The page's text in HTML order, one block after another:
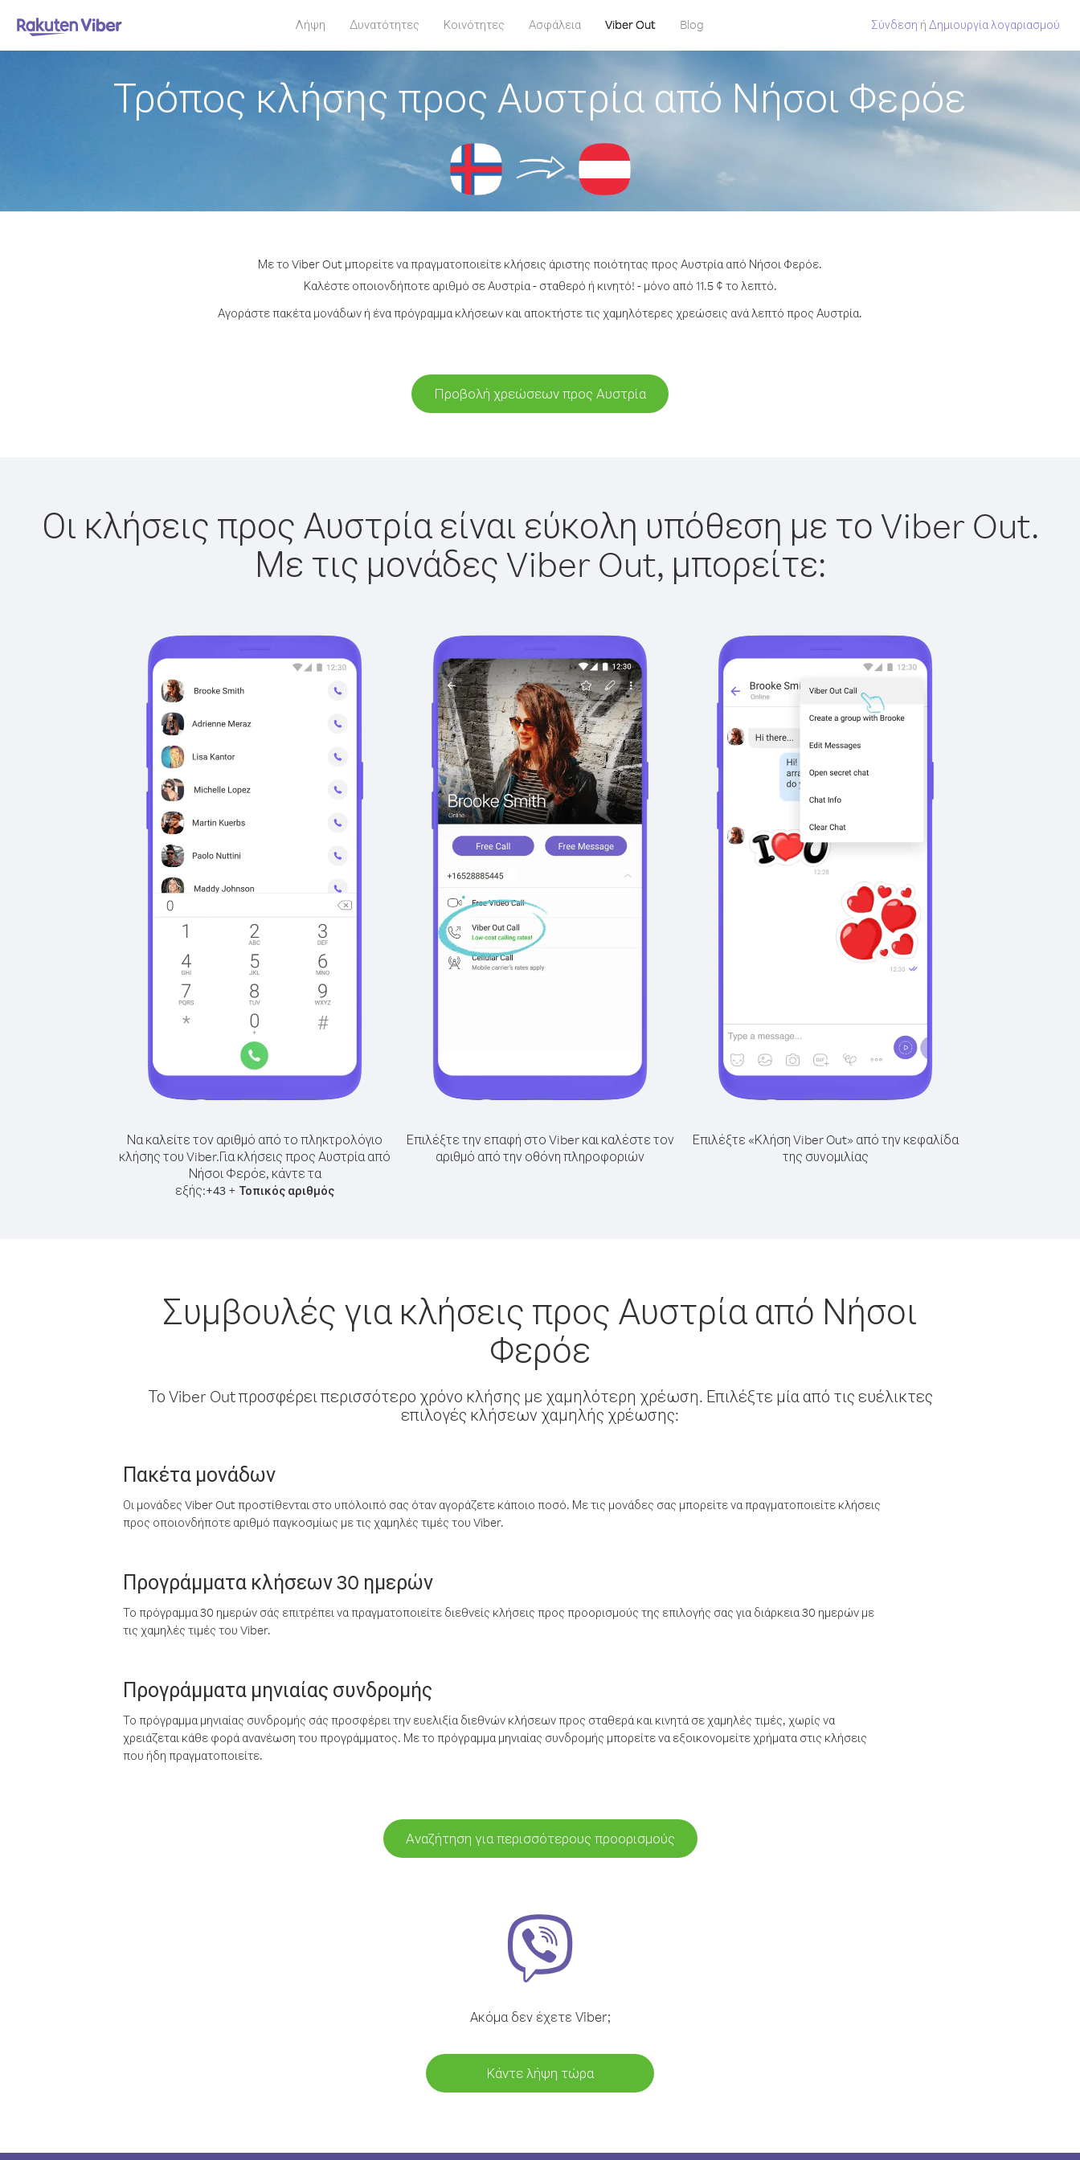
Λήψη Δυνατότητες Κοινότητες Ασφάλεια Viber Out Blog Σύνδεση ή Δημιουργία λογαριασμού
Τρόπος κλήσης προς Αυστρία από Νήσοι Φερόε
Με το Viber Out μπορείτε να πραγματοποιείτε κλήσεις άριστης ποιότητας προς Αυστρία από Νήσοι Φερόε.
Καλέστε οποιονδήποτε αριθμό σε Αυστρία - σταθερό ή κινητό! - μόνο από 11.5 ¢ το λεπτό.
Αγοράστε πακέτα μονάδων ή ένα πρόγραμμα κλήσεων και αποκτήστε τις χαμηλότερες χρεώσεις ανά λεπτό προς Αυστρία.
Προβολή χρεώσεων προς Αυστρία
Οι κλήσεις προς Αυστρία είναι εύκολη υπόθεση με το Viber Out.
Με τις μονάδες Viber Out, μπορείτε:
Να καλείτε τον αριθμό από το πληκτρολόγιο
κλήσης του Viber.Για κλήσεις προς Αυστρία από
Νήσοι Φερόε, κάντε τα
εξής:+43 + Τοπικός αριθμός
Επιλέξτε την επαφή στο Viber και καλέστε τον
αριθμό από την οθόνη πληροφοριών
Επιλέξτε «Κλήση Viber Out» από την κεφαλίδα
της συνομιλίας
Συμβουλές για κλήσεις προς Αυστρία από Νήσοι
Φερόε
Το Viber Out προσφέρει περισσότερο χρόνο κλήσης με χαμηλότερη χρέωση. Επιλέξτε μία από τις ευέλικτες
επιλογές κλήσεων χαμηλής χρέωσης:
Πακέτα μονάδων
Οι μονάδες Viber Out προστίθενται στο υπόλοιπό σας όταν αγοράζετε κάποιο ποσό. Με τις μονάδες σας μπορείτε να πραγματοποιείτε κλήσεις
προς οποιονδήποτε αριθμό παγκοσμίως με τις χαμηλές τιμές του Viber.
Προγράμματα κλήσεων 30 ημερών
Το πρόγραμμα 30 ημερών σάς επιτρέπει να πραγματοποιείτε διεθνείς κλήσεις προς προορισμούς της επιλογής σας για διάρκεια 30 ημερών με
τις χαμηλές τιμές του Viber.
Προγράμματα μηνιαίας συνδρομής
Το πρόγραμμα μηνιαίας συνδρομής σάς προσφέρει την ευελιξία διεθνών κλήσεων προς σταθερά και κινητά σε χαμηλές τιμές, χωρίς να
χρειάζεται κάθε φορά ανανέωση του προγράμματος. Με το πρόγραμμα μηνιαίας συνδρομής μπορείτε να εξοικονομείτε χρήματα στις κλήσεις
που ήδη πραγματοποιείτε.
Αναζήτηση για περισσότερους προορισμούς
Ακόμα δεν έχετε Viber;
Κάντε λήψη τώρα